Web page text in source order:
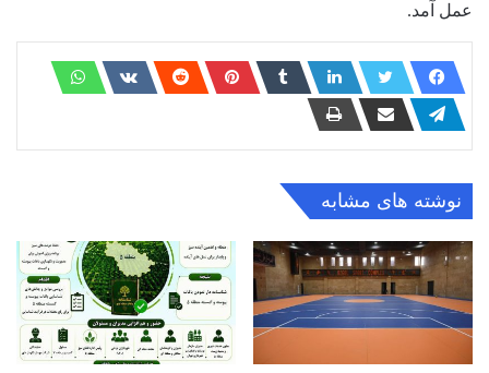
عمل آمد.
نوشته های مشابه